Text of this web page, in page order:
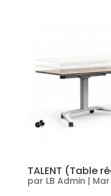
TALENT (Table
par LB Admin |